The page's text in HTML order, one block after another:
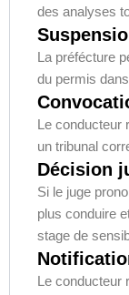
des analyses
La préfécture
du permis
Le
un tribunal
Décision
Si le juge
plus conduire
stage de
Le